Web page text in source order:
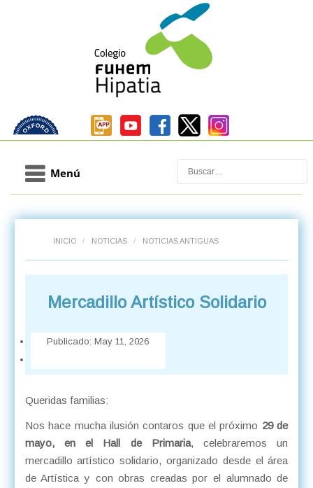
Menú
Buscar
INICIO / NOTICIAS / NOTICIAS ANTIGUAS
Mercadillo Artístico Solidario
Publicado:May 11, 2026
Queridas familias:
Nos hace mucha ilusión contaros que el próximo 29 de
mayo, en el Hall de Primaria, celebraremos un
mercadillo artístico solidario, organizado desde el área
de Artística y con obras creadas por el alumnado de